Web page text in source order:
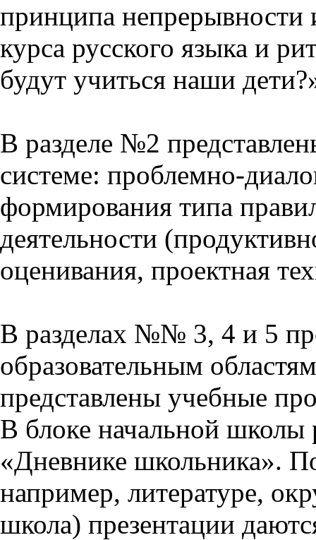
принципа непрерывности
курса русского языка и
будут учиться наши
В разделе №2
системе: проблемно-
формирования типа
деятельности
оценивания, проектная
В разделах №№ 3, 4 и 5
образовательным
представлены учебные
В блоке начальной школы
«Дневнике школьника».
например, литературе,
школа) презентации